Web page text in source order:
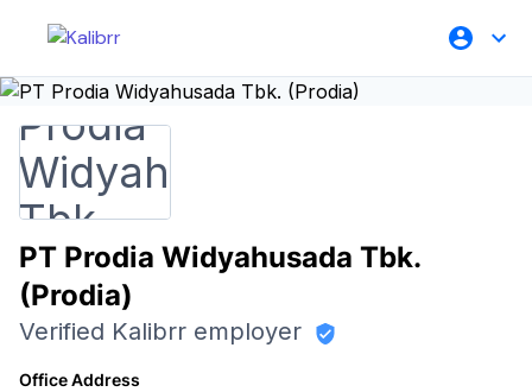
PT Prodia Widyahusada Tbk.
(Prodia)
Verified Kalibrr employer
Office Address